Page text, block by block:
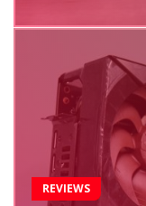
REVIEWS